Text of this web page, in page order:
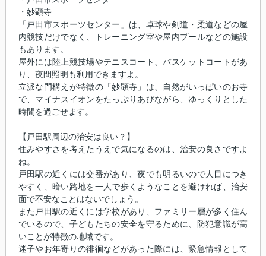
・妙顕寺
「戸田市スポーツセンター」は、卓球や剣道・柔道などの屋
内競技だけでなく、トレーニング室や屋内プールなどの施設
もあります。
屋外には陸上競技場やテニスコート、バスケットコートがあ
り、夜間照明も利用できますよ。
立派な門構えが特徴の「妙顕寺」は、自然がいっぱいのお寺
で、マイナスイオンをたっぷりあびながら、ゆっくりとした
時間を過ごせます。
【戸田駅周辺の治安は良い？】
住みやすさを考えたうえで気になるのは、治安の良さですよ
ね。
戸田駅の近くには交番があり、夜でも明るいので人目につき
やすく、暗い路地を一人で歩くようなことを避ければ、治安
面で不安なことはないでしょう。
また戸田駅の近くには学校があり、ファミリー層が多く住ん
でいるので、子どもたちの安全を守るために、防犯意識が高
いことが特徴の地域です。
迷子やお年寄りの徘徊などがあった際には、緊急情報として